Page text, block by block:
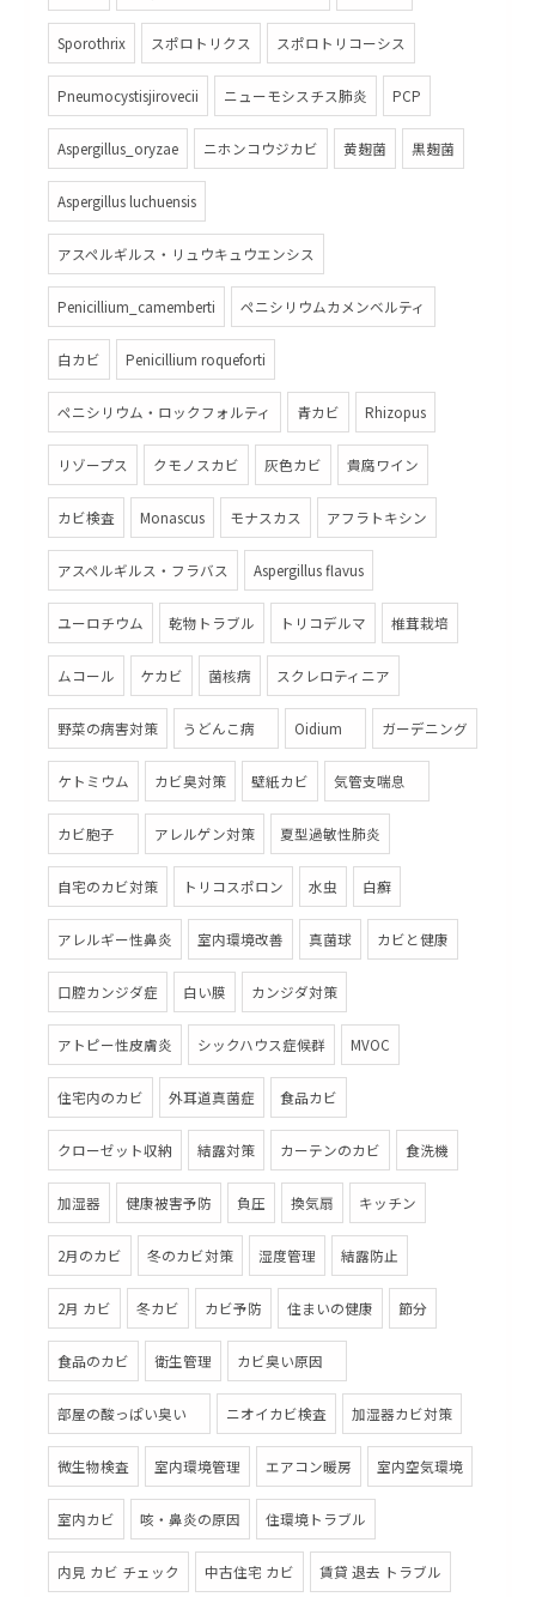
Sporothrix スポロトリクス スポロトリコーシス
Pneumocystisjirovecii ニューモシスチス肺炎 PCP
Aspergillus_oryzae ニホンコウジカビ 黄麹菌 黒麹菌
Aspergillus luchuensis
アスペルギルス・リュウキュウエンシス
Penicillium_camemberti ペニシリウムカメンベルティ
白カビ Penicillium roqueforti
ペニシリウム・ロックフォルティ 青カビ Rhizopus
リゾープス クモノスカビ 灰色カビ 貴腐ワイン
カビ検査 Monascus モナスカス アフラトキシン
アスペルギルス・フラバス Aspergillus flavus
ユーロチウム 乾物トラブル トリコデルマ 椎茸栽培
ムコール ケカビ 菌核病 スクレロティニア
野菜の病害対策 うどんこ病 Oidium ガーデニング
ケトミウム カビ臭対策 壁紙カビ 気管支喘息
カビ胞子 アレルゲン対策 夏型過敏性肺炎
自宅のカビ対策 トリコスポロン 水虫 白癬
アレルギー性鼻炎 室内環境改善 真菌球 カビと健康
口腔カンジダ症 白い膜 カンジダ対策
アトピー性皮膚炎 シックハウス症候群 MVOC
住宅内のカビ 外耳道真菌症 食品カビ
クローゼット収納 結露対策 カーテンのカビ 食洗機
加湿器 健康被害予防 負圧 換気扇 キッチン
2月のカビ 冬のカビ対策 湿度管理 結露防止
2月 カビ 冬カビ カビ予防 住まいの健康 節分
食品のカビ 衛生管理 カビ臭い原因
部屋の酸っぱい臭い ニオイカビ検査 加湿器カビ対策
微生物検査 室内環境管理 エアコン暖房 室内空気環境
室内カビ 咳・鼻炎の原因 住環境トラブル
内見 カビ チェック 中古住宅 カビ 賃貸 退去 トラブル